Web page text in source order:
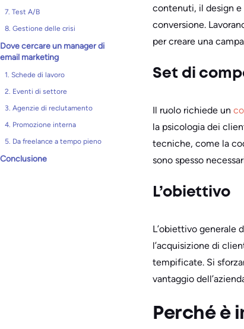
7. Test A/B
8. Gestione delle crisi
Dove cercare un manager di
email marketing
1. Schede di lavoro
2. Eventi di settore
3. Agenzie di reclutamento
4. Promozione interna
5. Da freelance a tempo pieno
Conclusione
contenuti, il design e
conversione.
per creare una
Set di
Il ruolo richiede un
la psicologia dei
tecniche, come la
sono spesso
L’obiettivo
L’obiettivo generale
l’acquisizione di
tempificate. Si
vantaggio
Perché è